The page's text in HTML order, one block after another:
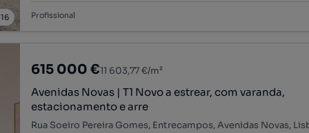
16 Profissional
615 000 €11 603,77 €/m²
Avenidas Novas | T1 Novo a estrear, com varanda,
estacionamento e arre
Rua Soeiro Pereira Gomes, Entrecampos, Avenidas Novas,